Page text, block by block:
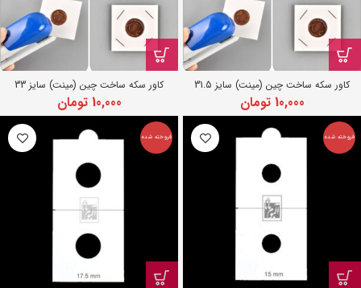
کاور سکه ساخت چین (مینت) سایز 31.5
10,000 تومان
کاور سکه ساخت چین (مینت) سایز 33
10,000 تومان
فروخته شده فروخته شده